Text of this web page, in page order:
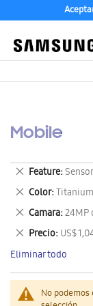
Mobile
No
Feature
Eliminar
este
artículo
Color
Eliminar
este
artículo
Camara 24MP
Eliminar
este
artículo
Precio US$
Eliminar
este
artículo
Eliminar todo